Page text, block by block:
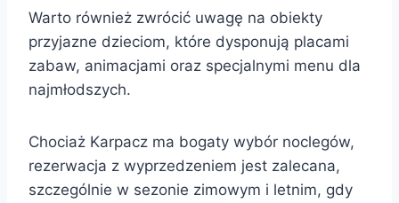
Warto również zwrócić uwagę na obiekty
przyjazne dzieciom, które dysponują placami
zabaw, animacjami oraz specjalnymi menu dla
najmłodszych.
Chociaż Karpacz ma bogaty wybór noclegów,
rezerwacja z wyprzedzeniem jest zalecana,
szczególnie w sezonie zimowym i letnim, gdy